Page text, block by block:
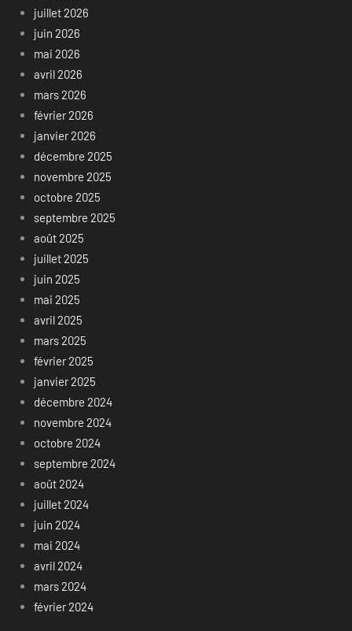
juillet 2026
juin 2026
mai 2026
avril 2026
mars 2026
février 2026
janvier 2026
décembre 2025
novembre 2025
octobre 2025
septembre 2025
août 2025
juillet 2025
juin 2025
mai 2025
avril 2025
mars 2025
février 2025
janvier 2025
décembre 2024
novembre 2024
octobre 2024
septembre 2024
août 2024
juillet 2024
juin 2024
mai 2024
avril 2024
mars 2024
février 2024